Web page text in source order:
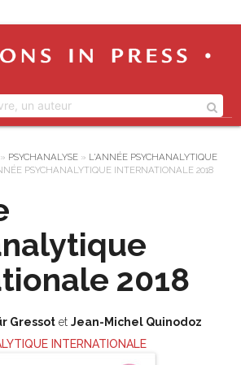
PSYCHANALYSE» L'ANNÉE PSYCHANALYTIQUE
PSYCHANALYTIQUE INTERNATIONALE 2018
2018
Gressotet Jean-Michel Quinodoz
INTERNATIONALE